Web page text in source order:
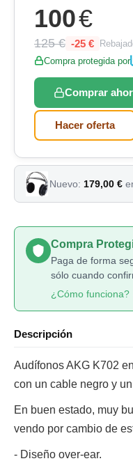
100€
125 € -25 €
Compra protegida por
Comprar
Hacer oferta
Nuevo: 179,00 €
Compra
Paga de forma
sólo cuando
¿Cómo
Descripción
Audífonos AKG K702
con un cable negro y
En buen estado, muy
vendo por cambio de
- Diseño over-ear.